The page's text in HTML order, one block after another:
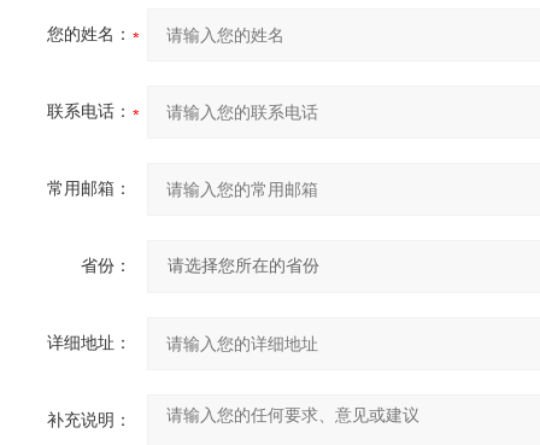
您的姓名：
联系电话：
常用邮箱：
省份：
详细地址：
补充说明：